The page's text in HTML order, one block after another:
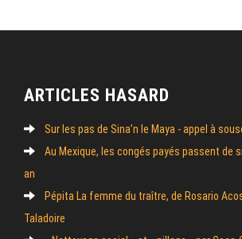
ARTICLES HASARD
Sur les pas de Sina’n le Maya - appel à
Au Mexique, les congés payés passent de
an
Pépita La femme du traître, de Rosario
Taladoire